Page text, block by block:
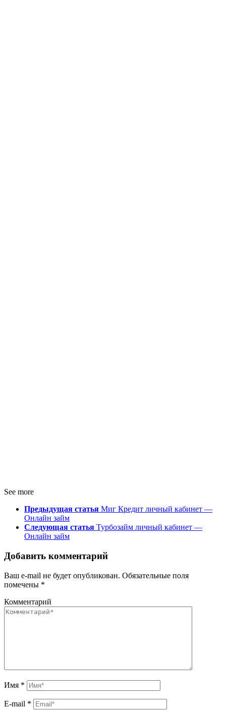
See more
Предыдущая статья Миг Кредит личный кабинет —
Онлайн займ
Следующая статья Турбозайм личный кабинет —
Онлайн займ
Добавить комментарий
Ваш e-mail не будет опубликован. Обязательные поля
помечены *
Комментарий
Имя *
E-mail *